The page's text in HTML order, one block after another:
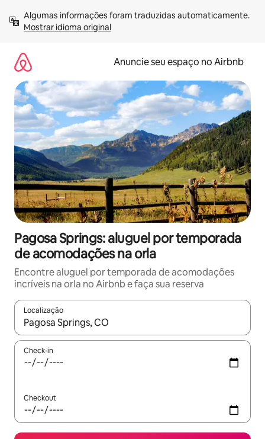
para
Mostrar idioma original
Anuncie seu espaço no Airbnb
Pagosa Springs: aluguel por temporada
de acomodações na orla
Encontre aluguel por temporada de acomodações
incríveis na orla no Airbnb e faça sua reserva
Localização
Quando os resultados estiverem disponíveis, explore-os
Check-in
Checkout